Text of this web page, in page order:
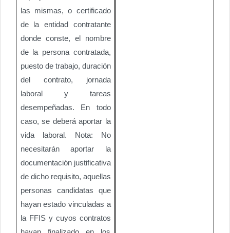
las mismas, o certificado
de la entidad contratante
donde conste, el nombre
de la persona contratada,
puesto de trabajo, duración
del contrato, jornada
laboral y tareas
desempeñadas. En todo
caso, se deberá aportar la
vida laboral. Nota: No
necesitarán aportar la
documentación justificativa
de dicho requisito, aquellas
personas candidatas que
hayan estado vinculadas a
la FFIS y cuyos contratos